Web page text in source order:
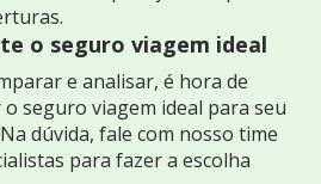
o seguro viagem ideal
e analisar, é hora de
seguro viagem ideal para seu
dúvida, fale com nosso time
para fazer a escolha